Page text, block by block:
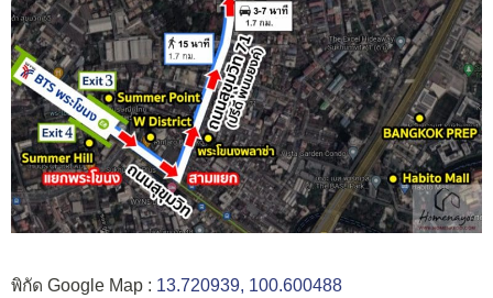
พิกัด Google Map : 13.720939, 100.600488